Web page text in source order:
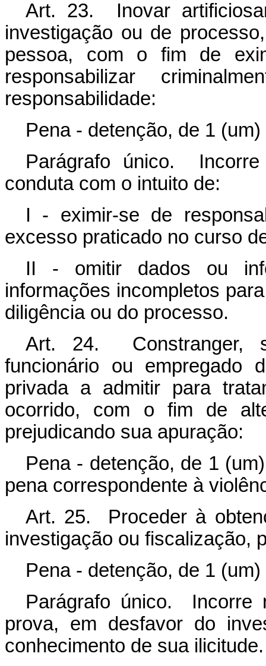
Art. 23. Inovar
investigação ou de
pessoa, com o fim de
responsabilizar
responsabilidade:
Pena - detenção, de 1
Parágrafo único.
conduta com o intuito de:
I - eximir-se de
excesso praticado no curso
II - omitir dados ou
informações incompletos
diligência ou do processo.
Art. 24. Constranger,
funcionário ou empregado
privada a admitir para
ocorrido, com o fim de
prejudicando sua apuração:
Pena - detenção, de 1
pena correspondente à
Art. 25. Proceder à
investigação ou fiscalização,
Pena - detenção, de 1
Parágrafo único. Incorre
prova, em desfavor do
conhecimento de sua ilicitude.